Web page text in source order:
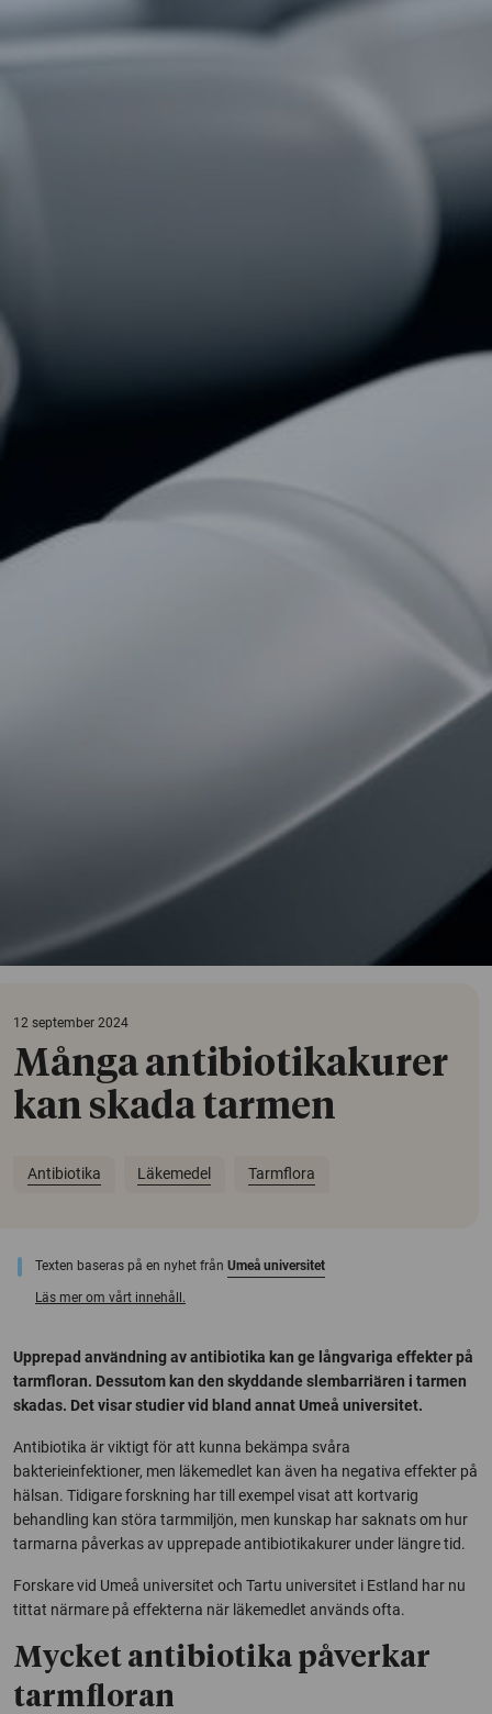
12 september 2024
Många antibiotikakurer
kan skada tarmen
Antibiotika Läkemedel Tarmflora
Texten baseras på en nyhet från Umeå universitet
Läs mer om vårt innehåll.
Upprepad användning av antibiotika kan ge långvariga effekter på
tarmfloran. Dessutom kan den skyddande slembarriären i tarmen
skadas. Det visar studier vid bland annat Umeå universitet.
Antibiotika är viktigt för att kunna bekämpa svåra
bakterieinfektioner, men läkemedlet kan även ha negativa effekter på
hälsan. Tidigare forskning har till exempel visat att kortvarig
behandling kan störa tarmmiljön, men kunskap har saknats om hur
tarmarna påverkas av upprepade antibiotikakurer under längre tid.
Forskare vid Umeå universitet och Tartu universitet i Estland har nu
tittat närmare på effekterna när läkemedlet används ofta.
Mycket antibiotika påverkar
tarmfloran